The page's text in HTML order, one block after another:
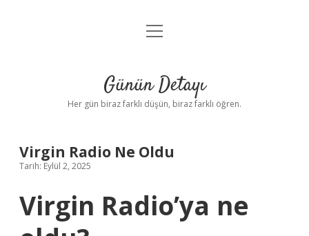
Anasayfa
Yasal Uyarı
menüyü
Günün Detayı
Her gün biraz farklı düşün, biraz farklı öğren.
Virgin Radio Ne Oldu
Tarih: Eylül 2, 2025
Virgin Radio’ya ne